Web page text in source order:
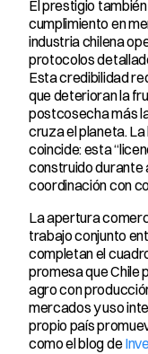
El prestigio
cumplimiento en
industria chilena
protocolos
Esta credibilidad
que deterioran la
postcosecha más
cruza el planeta.
coincide: esta
construido durante
coordinación con
La apertura
trabajo conjunto
completan el
promesa que Chile
agro con
mercados y uso
propio país
como el blog de